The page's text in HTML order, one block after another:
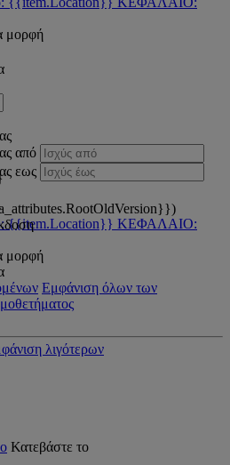
μορφή
από
εως
{{item.Location}} ΚΕΦΑΛΑΙΟ:
μορφή
Εμφάνιση όλων των
λιγότερων
Κατεβάστε το